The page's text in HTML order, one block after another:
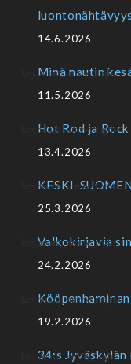
luontonähtävyys
14.6.2026
Minä nautin
11.5.2026
Hot Rod ja
13.4.2026
KESKI-
25.3.2026
Valkokirjavia
24.2.2026
19.2.2026
34:s Jyväskylän